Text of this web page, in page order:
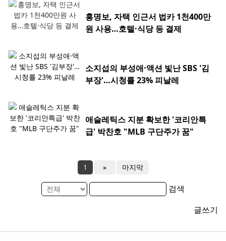
홍명보, 자택 인근서 법카 1천400만
원 사용…호텔·식당 등 결제
소지섭의 부성애·액션 빛난 SBS '김
부장'…시청률 23% 피날레
애슬레틱스 지분 확보한 '코리안특
급' 박찬호 "MLB 구단주가 꿈"
1 » 마지막
검색
글쓰기